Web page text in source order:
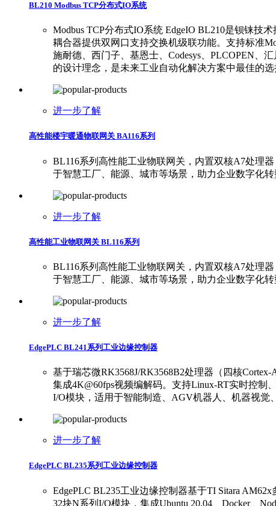
BL210 Modbus TCP分布式IO系统
Modbus TCP分布式IO系统 EdgeIO BL210是钡铼技
耦合器提供双网口支持交换机级联功能。支持标准
施耐德、西门子、基恩士、Codesys、PLCOPEN、
的设计理念，是未来工业自动化解决方案中最佳的选
进一步了解
高性能楼宇暖通物联网关 BA116系列
BL116系列高性能工业物联网关，内置双核A7处理
于智慧工厂、能源、城市等场景，助力企业数字化转
进一步了解
高性能工业物联网关 BL116系列
BL116系列高性能工业物联网关，内置双核A7处理
于智慧工厂、能源、城市等场景，助力企业数字化转
进一步了解
EdgePLC BL241系列工业边缘控制器
基于瑞芯微RK3568J/RK3568B2处理器（四核
集成4K@60fps视频编解码。支持Linux-RT实时控制
I/O模块，适用于智能制造、AGV机器人、机器视觉
进一步了解
EdgePLC BL235系列工业边缘控制器
EdgePLC BL235工业边缘控制器基于TI Sitara
32块N系列I/O模块，集成Ubuntu 20.04、Docker、